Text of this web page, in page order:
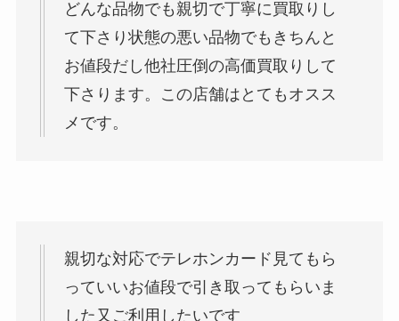
どんな品物でも親切で丁寧に買取りし
て下さり状態の悪い品物でもきちんと
お値段だし他社圧倒の高価買取りして
下さります。この店舗はとてもオスス
メです。
親切な対応でテレホンカード見てもら
っていいお値段で引き取ってもらいま
した又ご利用したいです